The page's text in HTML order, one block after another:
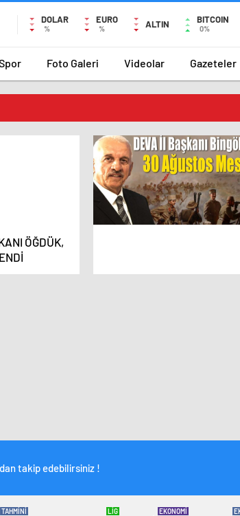
DOLAR
%
EURO
% ALTIN BITCOIN
0%
Foto Galeri Videolar Gazeteler
ÖĞDÜK,
takip edebilirsiniz !
TAHMİNİ LİG EKONOMİ